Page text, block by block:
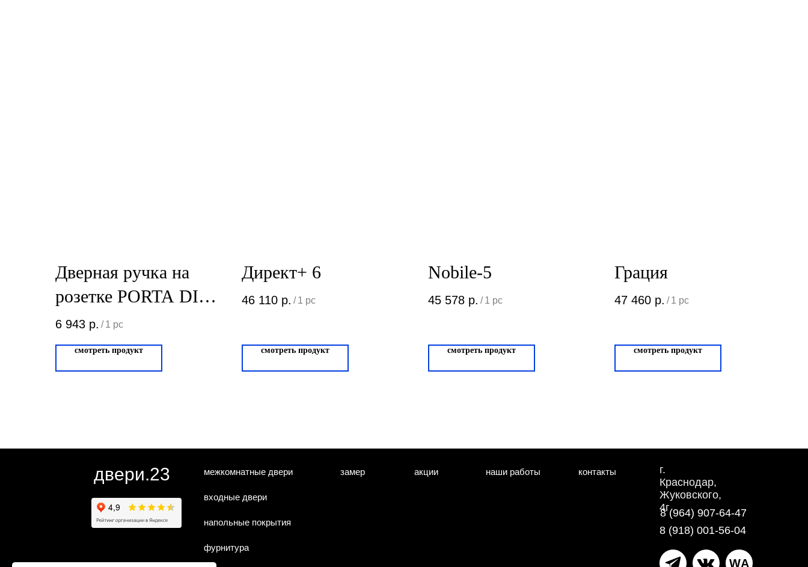
Дверная ручка на
розетке PORTA DI
PARMA Punto PVD
Полированное
золото 102.06
6 943 р. / 1 pc
смотреть продукт
Директ+ 6
46 110 р. / 1 pc
смотреть продукт
Nobile-5
45 578 р. / 1 pc
смотреть продукт
Грация
47 460 р. / 1 pc
смотреть продукт
двери.23
напольные покрытия
межкомнатные двери
входные двери
фурнитура
замер акции наши работы контакты
г.
Краснодар,
Жуковского,
4г
8 (918) 001-56-04
8 (964) 907-64-47
WA